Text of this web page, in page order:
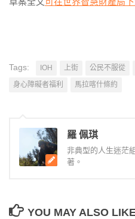
Tags: IOH 上街 公民不服從
身心障礙者福利
馬拉喀什條約
羅 佩琪
非典型的人生迷茫
著。
YOU MAY ALSO